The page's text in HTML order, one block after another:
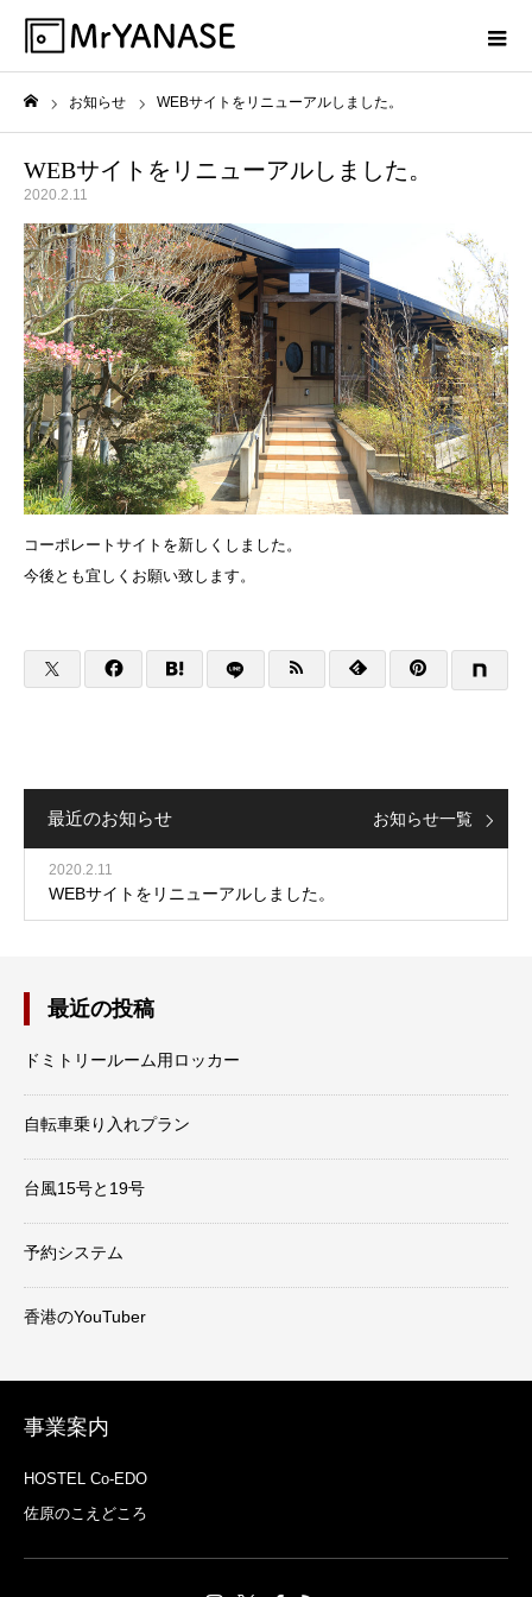
お知らせ WEBサイトをリニューアルしました。
WEBサイトをリニューアルしました。
2020.2.11
コーポレートサイトを新しくしました。
今後とも宜しくお願い致します。
最近のお知らせ
2020.2.11
WEBサイトをリニューアルしました。
お知らせ一覧
最近の投稿
ドミトリールーム用ロッカー
自転車乗り入れプラン
台風15号と19号
予約システム
香港のYouTuber
事業案内
HOSTEL Co-EDO
佐原のこえどころ